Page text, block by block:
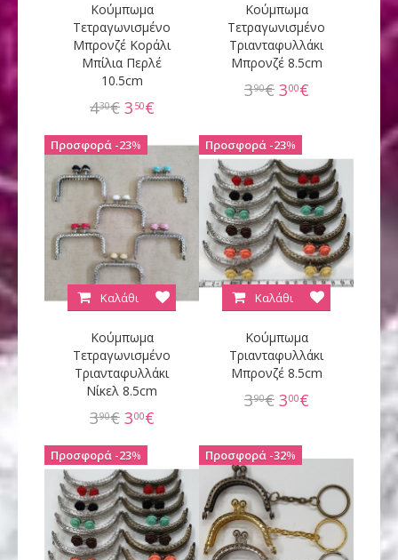
Κούμπωμα
Τετραγωνισμένο
Μπρονζέ Κοράλι
Μπίλια Περλέ
10.5cm
430€ 3 50€
Κούμπωμα
Τετραγωνισμένο
Τριανταφυλλάκι
Μπρονζέ 8.5cm
390€ 300€
Κούμπωμα
Τετραγωνισμένο
Τριανταφυλλάκι
Νίκελ 8.5cm
390€ 300€
Καλάθι
23%
Κούμπωμα
Τριανταφυλλάκι
Μπρονζέ 8.5cm
390€ 300€
Καλάθι
23%
23% 32%